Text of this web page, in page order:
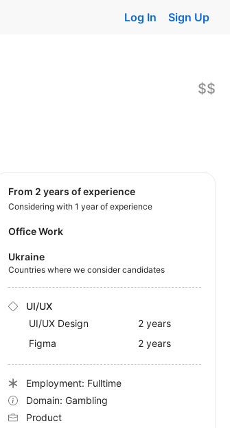
Log In Sign Up
$$
from 2 years of experience
Considering with 1 year of experience
Office Work
Ukraine
Countries where we consider candidates
UI/UX
UI/UX Design
2 years
Figma
2 years
Employment: Fulltime
Domain: Gambling
Product